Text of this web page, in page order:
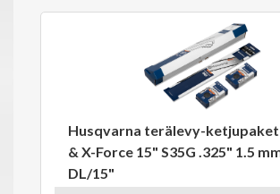
Husqvarna terälevy-
& X-Force 15" S35G .325" 1.5
DL/15"